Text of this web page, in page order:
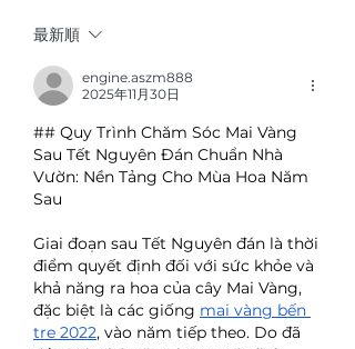
最新順
engine.aszm888
2025年11月30日
## Quy Trình Chăm Sóc Mai Vàng
Sau Tết Nguyên Đán Chuẩn Nhà
Vườn: Nền Tảng Cho Mùa Hoa Năm
Sau
Giai đoạn sau Tết Nguyên đán là thời
điểm quyết định đối với sức khỏe và
khả năng ra hoa của cây Mai Vàng,
đặc biệt là các giống mai vàng bến
tre 2022, vào năm tiếp theo. Do đã